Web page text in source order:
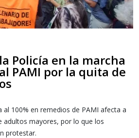
Policía en la marcha
PAMI por la quita de
al 100% en remedios de PAMI afecta a
adultos mayores, por lo que los
protestar.